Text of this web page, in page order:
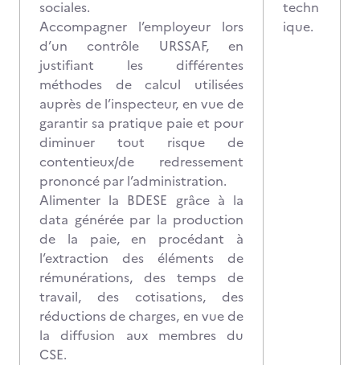
sociales.
Accompagner l’employeur lors
d’un contrôle URSSAF, en
justifiant les différentes
méthodes de calcul utilisées
auprès de l’inspecteur, en vue de
garantir sa pratique paie et pour
diminuer tout risque de
contentieux/de redressement
prononcé par l’administration.
Alimenter la BDESE grâce à la
data générée par la production
de la paie, en procédant à
l’extraction des éléments de
rémunérations, des temps de
travail, des cotisations, des
réductions de charges, en vue de
la diffusion aux membres du
CSE.
techn
ique.